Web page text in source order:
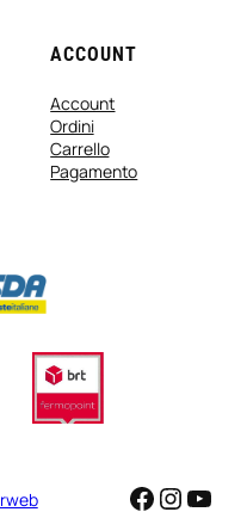
ACCOUNT
Account
Ordini
Carrello
Pagamento